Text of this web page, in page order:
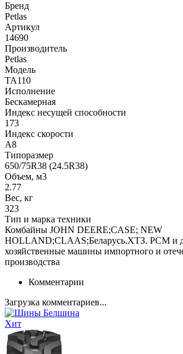
Бренд
Petlas
Артикул
14690
Производитель
Petlas
Модель
TA110
Исполнение
Бескамерная
Индекс несущей способности
173
Индекс скорости
A8
Типоразмер
650/75R38 (24.5R38)
Объем, м3
2.77
Вес, кг
323
Тип и марка техники
Комбайны JOHN DEERE;CASE; NEW
HOLLAND;CLAAS;Беларусь.ХТЗ. РСМ и
хозяйственные машины импортного и
производства
Комментарии
Загрузка комментариев...
Хит